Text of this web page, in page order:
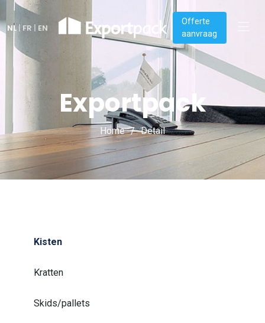
NL| FR | EN
Offerte
aanvraag
Exportpack
Home Detail
Kisten
Kratten
Skids/pallets